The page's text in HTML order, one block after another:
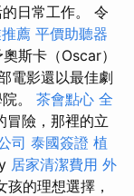
日常工作。 令
薦 平價助聽器
斯卡（Oscar）
電影還以最佳劇
。 茶會點心 全
冒險，那裡的立
司 泰國簽證 植
居家清潔費用 外
的理想選擇，